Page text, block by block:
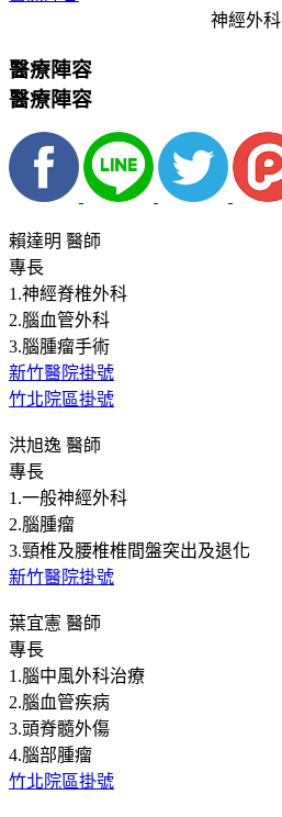
神經外科
醫療陣容
醫療陣容
賴達明 醫師
專長
1.神經脊椎外科
2.腦血管外科
3.腦腫瘤手術
新竹醫院掛號
竹北院區掛號
洪旭逸 醫師
專長
1.一般神經外科
2.腦腫瘤
3.頸椎及腰椎椎間盤突出及退化
新竹醫院掛號
葉宜憲 醫師
專長
1.腦中風外科治療
2.腦血管疾病
3.頭脊髓外傷
4.腦部腫瘤
竹北院區掛號